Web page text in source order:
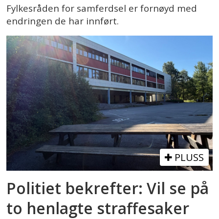
Fylkesråden for samferdsel er fornøyd med
endringen de har innført.
PLUSS
Politiet bekrefter: Vil se på
to henlagte straffesaker